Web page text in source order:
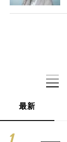
最新